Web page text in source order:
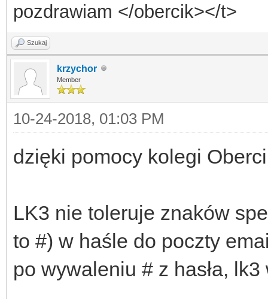
pozdrawiam </obercik></t>
Szukaj
krzychor
Member
10-24-2018, 01:03 PM
dzięki pomocy kolegi
LK3 nie toleruje znaków
to #) w haśle do poczty
po wywaleniu # z hasła,